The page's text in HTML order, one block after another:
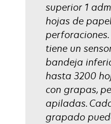
superior 1
hojas de
tiene un
bandeja
hasta 3200
con grapas,
apiladas.
grapado